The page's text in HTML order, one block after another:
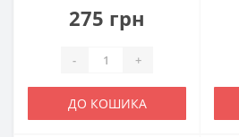
275 грн
- +
ДО КОШИКА